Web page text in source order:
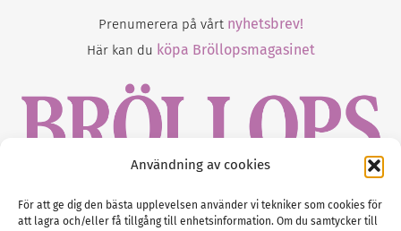
Användning av cookies
För att ge dig den bästa upplevelsen använder vi tekniker som cookies för
att lagra och/eller få tillgång till enhetsinformation. Om du samtycker till
Prenumerera på vårt nyhetsbrev!
Här kan du köpa Bröllopsmagasinet
Gustaf Mattssons väg 2, 451 50 Uddevalla